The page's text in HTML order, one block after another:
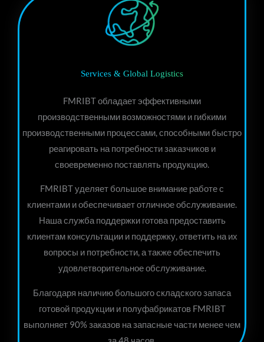
Services & Global Logistics
FMRIBT обладает эффективными
производственными возможностями и гибкими
производственными процессами, способными быстро
реагировать на потребности заказчиков и
своевременно поставлять продукцию.
FMRIBT уделяет большое внимание работе с
клиентами и обеспечивает отличное обслуживание.
Наша служба поддержки готова предоставить
клиентам консультации и поддержку, ответить на их
вопросы и потребности, а также обеспечить
удовлетворительное обслуживание.
Благодаря наличию большого складского запаса
готовой продукции и полуфабрикатов FMRIBT
выполняет 90% заказов на запасные части менее чем